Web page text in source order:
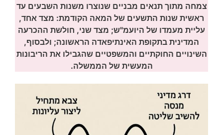
צמחה מתוך תנאים מבניים שנוצרו משנות השבעים עד
ראשית שנות התשעים של המאה הקודמת: מצד אחד,
עליית מעמדו של היועמ"ש; מצד שני, חולשת ההכרעה
המדינית בתקופת האינתיפאדה הראשונה; ולבסוף,
השינויים החוקתיים והמשפטיים שהגבילו את הריבונות
המעשית של הממשלה.